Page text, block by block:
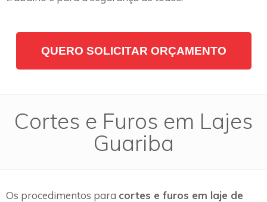
QUERO SOLICITAR ORÇAMENTO
Cortes e Furos em Lajes
Guariba
Os procedimentos para cortes e furos em laje de